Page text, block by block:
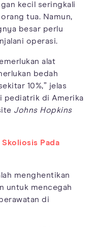
kecil seringkali
tua. Namun,
besar perlu
operasi.
alat
bedah
10%,” jelas
pediatrik di Amerika
Johns Hopkins
Skoliosis Pada
menghentikan
untuk mencegah
di